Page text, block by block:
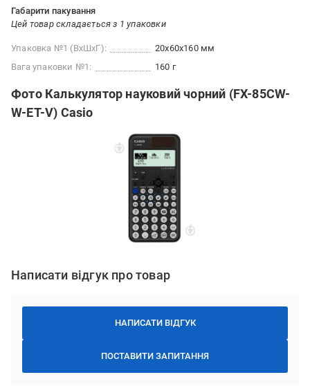
Габарити пакування
Цей товар складається з 1 упаковки
Упаковка №1 (ВхШхГ):
20x60x160 мм
Вага упаковки №1:
160 г
Фото Калькулятор науковий чорний (FX-85CW-
W-ET-V) Casio
Написати відгук про товар
НАПИСАТИ ВІДГУК
ПОСТАВИТИ ЗАПИТАННЯ